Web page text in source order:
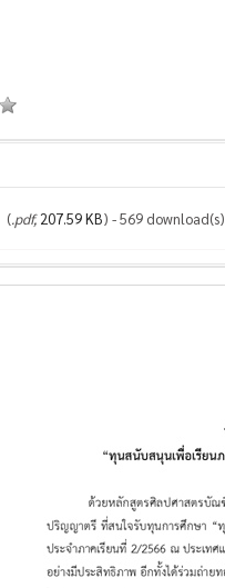
(.pdf, 207.59 KB) - 569 download(s)